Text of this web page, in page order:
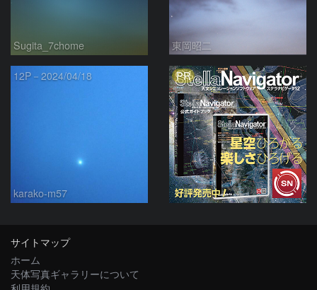
Sugita_7chome 東岡昭二
12P－2024/04/18
karako-m57
PR
サイトマップ
ホーム
天体写真ギャラリーについて